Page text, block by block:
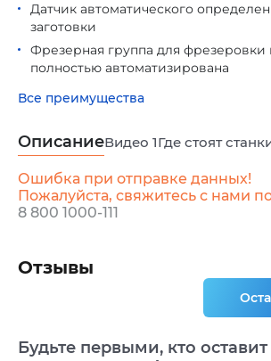
Датчик автоматического
заготовки
Фрезерная группа для фрезеровки
полностью автоматизирована
Все преимущества
ОписаниеВидео 1Где стоят
Ошибка при отправке данных!
Пожалуйста, свяжитесь с нами
8 800 1000-111
Отзывы
Будьте первыми, кто